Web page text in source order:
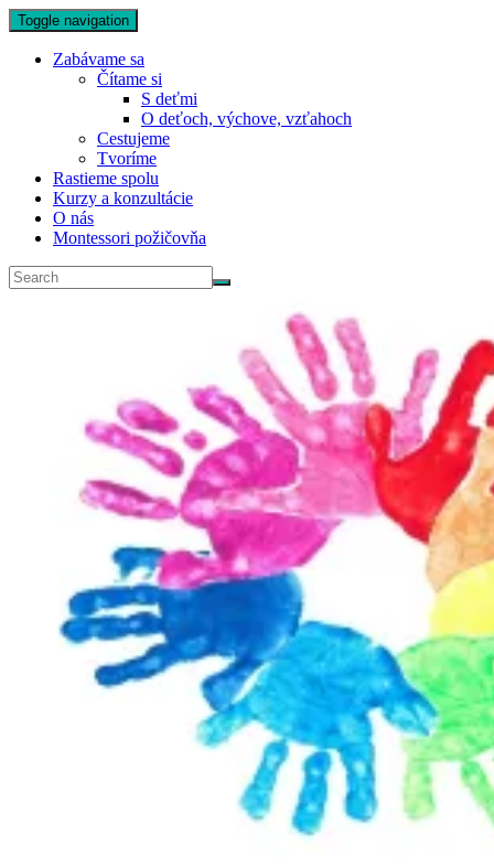
Toggle navigation
Zabávame sa
Čítame si
S deťmi
O deťoch, výchove, vzťahoch
Cestujeme
Tvoríme
Rastieme spolu
Kurzy a konzultácie
O nás
Montessori požičovňa